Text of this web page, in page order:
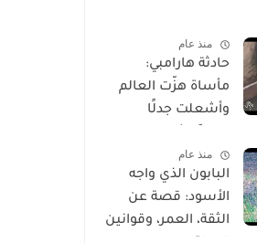
منذ عام
حادثة هارامبي:
مأساة هزّت العالم
وأشعلت جدلًا
بالفيديو
منذ عام
البابون الذي واجه
الأسود: قصة عن
الثقة، العمر، وقوانين